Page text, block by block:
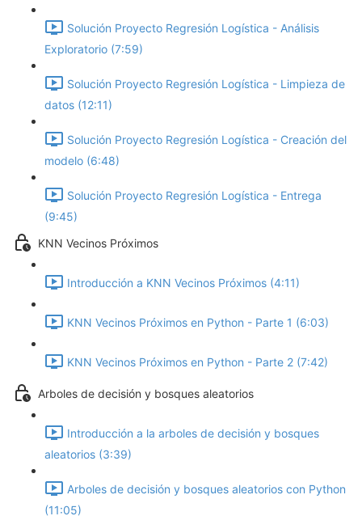
Solución Proyecto Regresión Logística - Análisis
Exploratorio (7:59)
Solución Proyecto Regresión Logística - Limpieza de
datos (12:11)
Solución Proyecto Regresión Logística - Creación del
modelo (6:48)
Solución Proyecto Regresión Logística - Entrega
(9:45)
KNN Vecinos Próximos
Introducción a KNN Vecinos Próximos (4:11)
KNN Vecinos Próximos en Python - Parte 1 (6:03)
KNN Vecinos Próximos en Python - Parte 2 (7:42)
Arboles de decisión y bosques aleatorios
Introducción a la arboles de decisión y bosques
aleatorios (3:39)
Arboles de decisión y bosques aleatorios con Python
(11:05)